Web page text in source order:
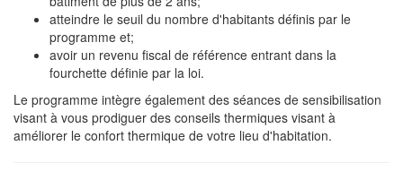
atteindre le seuil du nombre d'habitants définis par le
programme et;
avoir un revenu fiscal de référence entrant dans la
fourchette définie par la loi.
Le programme intègre également des séances de sensibilisation
visant à vous prodiguer des conseils thermiques visant à
améliorer le confort thermique de votre lieu d'habitation.